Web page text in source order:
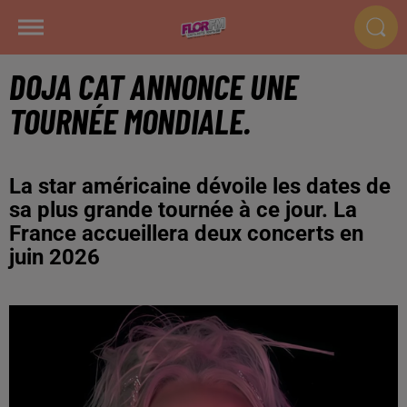
DOJA CAT ANNONCE UNE
TOURNÉE MONDIALE.
La star américaine dévoile les dates de
sa plus grande tournée à ce jour. La
France accueillera deux concerts en
juin 2026